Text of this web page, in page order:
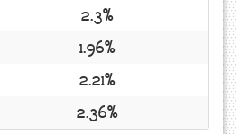
2.3%
1.96%
2.21%
2.36%